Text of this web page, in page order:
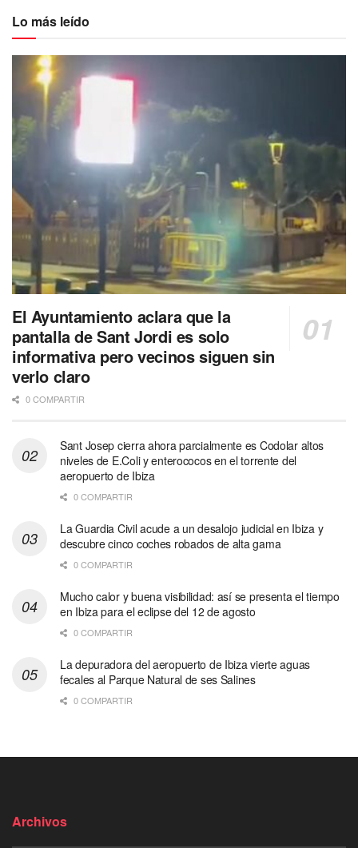
Lo más leído
El Ayuntamiento aclara que la
pantalla de Sant Jordi es solo
informativa pero vecinos siguen sin
verlo claro
0 COMPARTIR
Sant Josep cierra ahora parcialmente es Codolar altos
niveles de E.Coli y enterococos en el torrente del
aeropuerto de Ibiza
0 COMPARTIR
La Guardia Civil acude a un desalojo judicial en Ibiza y
descubre cinco coches robados de alta gama
0 COMPARTIR
Mucho calor y buena visibilidad: así se presenta el tiempo
en Ibiza para el eclipse del 12 de agosto
0 COMPARTIR
La depuradora del aeropuerto de Ibiza vierte aguas
fecales al Parque Natural de ses Salines
0 COMPARTIR
Archivos